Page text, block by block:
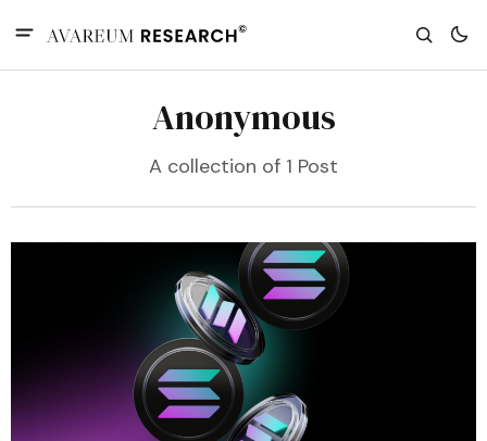
Anonymous
A collection of 1 Post